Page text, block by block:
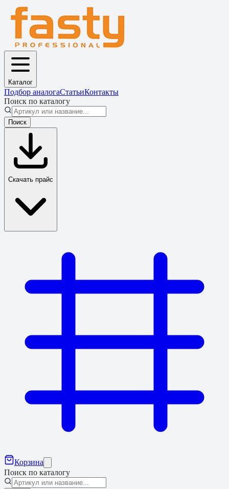
Каталог
Подбор аналогаСтатьиКонтакты
Поиск по каталогу
Поиск
Скачать прайс
Корзина
Поиск по каталогу